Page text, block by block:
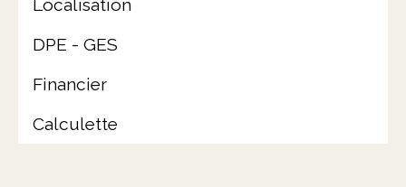
Localisation
DPE - GES
Financier
Calculette